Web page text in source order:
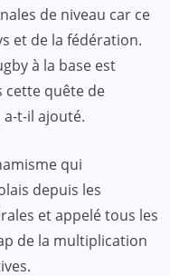
de niveau car ce
et de la fédération.
à la base est
cette quête de
t-il ajouté.
qui
depuis les
et appelé tous les
de la multiplication